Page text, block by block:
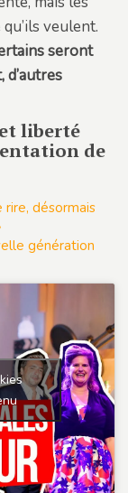
veulent.
seront
d’autres
liberté
de
rire, désormais
génération